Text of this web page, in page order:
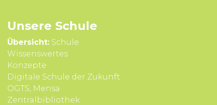
Unsere Schule
Übersicht: Schule
Wissens­wertes
Konzepte
Digitale Schule der Zukunft
OGTS, Mensa
Zentralbibliothek